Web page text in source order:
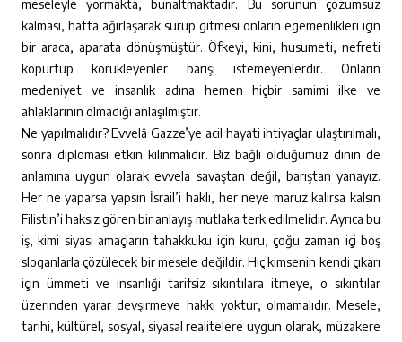
meseleyle yormakta, bunaltmaktadır. Bu sorunun çözümsüz
kalması, hatta ağırlaşarak sürüp gitmesi onların egemenlikleri için
bir araca, aparata dönüşmüştür. Öfkeyi, kini, husumeti, nefreti
köpürtüp körükleyenler barışı istemeyenlerdir. Onların
medeniyet ve insanlık adına hemen hiçbir samimi ilke ve
ahlaklarının olmadığı anlaşılmıştır.
Ne yapılmalıdır? Evvelâ Gazze’ye acil hayati ihtiyaçlar ulaştırılmalı,
sonra diplomasi etkin kılınmalıdır. Biz bağlı olduğumuz dinin de
anlamına uygun olarak evvela savaştan değil, barıştan yanayız.
Her ne yaparsa yapsın İsrail’i haklı, her neye maruz kalırsa kalsın
Filistin’i haksız gören bir anlayış mutlaka terk edilmelidir. Ayrıca bu
iş, kimi siyasi amaçların tahakkuku için kuru, çoğu zaman içi boş
sloganlarla çözülecek bir mesele değildir. Hiç kimsenin kendi çıkarı
için ümmeti ve insanlığı tarifsiz sıkıntılara itmeye, o sıkıntılar
üzerinden yarar devşirmeye hakkı yoktur, olmamalıdır. Mesele,
tarihi, kültürel, sosyal, siyasal realitelere uygun olarak, müzakere